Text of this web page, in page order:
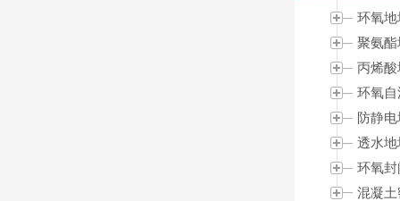
环氧
聚氨
丙烯
环氧
防静
透水
环氧
混凝